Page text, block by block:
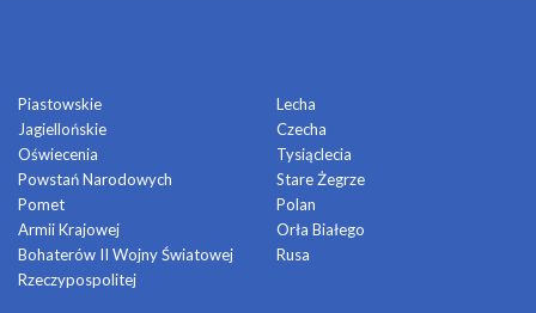
Piastowskie
Jagiellońskie
Oświecenia
Powstań Narodowych
Pomet
Armii Krajowej
Bohaterów II Wojny Światowej
Rzeczypospolitej
Lecha
Czecha
Tysiąclecia
Stare Żegrze
Polan
Orła Białego
Rusa